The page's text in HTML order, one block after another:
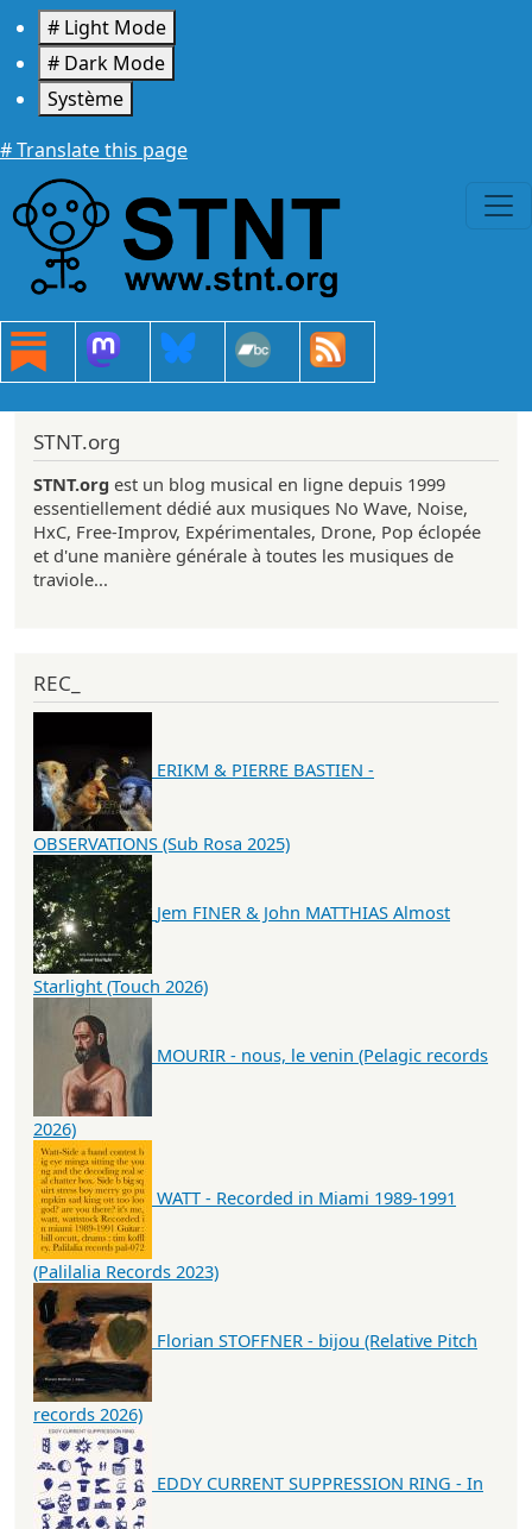
Aller au contenu principal
# Light Mode
# Dark Mode
Système
# Translate this page
STNT.org
STNT.org est un blog musical en ligne depuis 1999
essentiellement dédié aux musiques No Wave, Noise,
HxC, Free-Improv, Expérimentales, Drone, Pop éclopée
et d'une manière générale à toutes les musiques de
traviole...
REC_
ERIKM & PIERRE BASTIEN -
OBSERVATIONS (Sub Rosa 2025)
Jem FINER & John MATTHIAS Almost
Starlight (Touch 2026)
MOURIR - nous, le venin (Pelagic records
2026)
WATT - Recorded in Miami 1989-1991
(Palilalia Records 2023)
Florian STOFFNER - bijou (Relative Pitch
records 2026)
EDDY CURRENT SUPPRESSION RING - In